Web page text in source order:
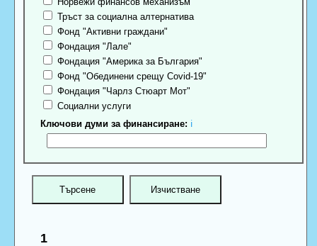
Тръст за социална алтернатива
Фонд "Активни граждани"
Фондация "Лале"
Фондация "Америка за България"
Фонд "Обединени срещу Covid-19"
Фондация "Чарлз Стюарт Мот"
Социални услуги
Ключови думи за финансиране: ℹ
1